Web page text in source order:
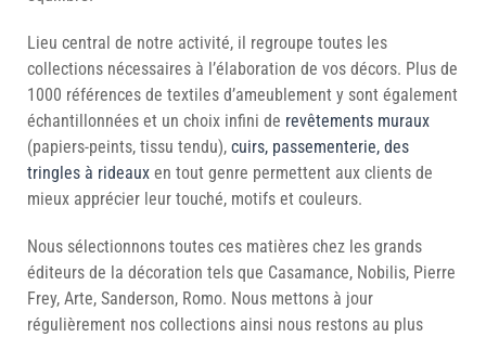
Lieu central de notre activité, il regroupe toutes les
collections nécessaires à l’élaboration de vos décors. Plus de
1000 références de textiles d’ameublement y sont également
échantillonnées et un choix infini de revêtements muraux
(papiers-peints, tissu tendu), cuirs, passementerie, des
tringles à rideaux en tout genre permettent aux clients de
mieux apprécier leur touché, motifs et couleurs.
Nous sélectionnons toutes ces matières chez les grands
éditeurs de la décoration tels que Casamance, Nobilis, Pierre
Frey, Arte, Sanderson, Romo. Nous mettons à jour
régulièrement nos collections ainsi nous restons au plus